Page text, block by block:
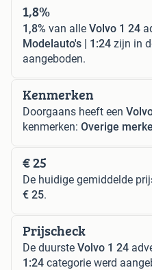
1,8%
1,8% van alle Volvo 1 24
Modelauto's | 1:24 zijn in
aangeboden.
Kenmerken
Doorgaans heeft een
kenmerken: Overige
€ 25
De huidige gemiddelde
€ 25.
Prijscheck
De duurste Volvo 1 24
1:24 categorie werd